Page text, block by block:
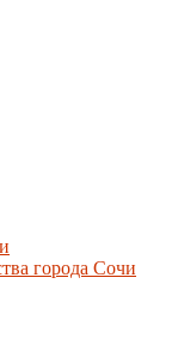
города Сочи